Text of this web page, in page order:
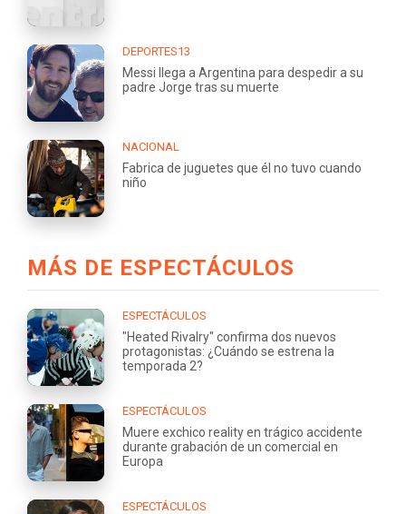
DEPORTES13
Messi llega a Argentina para despedir a su
padre Jorge tras su muerte
NACIONAL
Fabrica de juguetes que él no tuvo cuando
niño
MÁS DE ESPECTÁCULOS
ESPECTÁCULOS
"Heated Rivalry" confirma dos nuevos
protagonistas: ¿Cuándo se estrena la
temporada 2?
ESPECTÁCULOS
Muere exchico reality en trágico accidente
durante grabación de un comercial en
Europa
ESPECTÁCULOS